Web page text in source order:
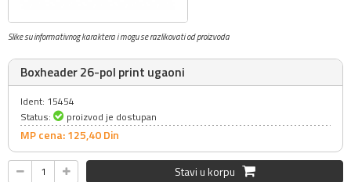
Slike su informativnog karaktera i mogu se razlikovati od proizvoda
Boxheader 26-pol print ugaoni
Ident: 15454
Status:
proizvod je dostupan
MP cena: 125,40Din
Stavi u korpu